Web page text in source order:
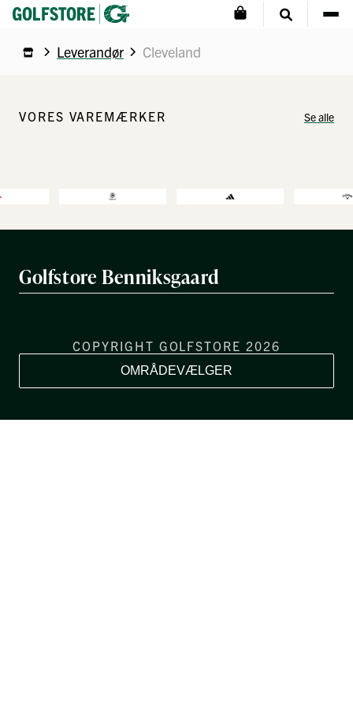
Leverandør Cleveland
VORES VAREMÆRKER Se alle
Golfstore Benniksgaard
COPYRIGHT GOLFSTORE 2026
OMRÅDEVÆLGER